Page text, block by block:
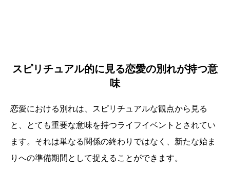
スピリチュアル的に見る恋愛の別れが持つ意
味
恋愛における別れは、スピリチュアルな観点から見る
と、とても重要な意味を持つライフイベントとされてい
ます。それは単なる関係の終わりではなく、新たな始ま
りへの準備期間として捉えることができます。